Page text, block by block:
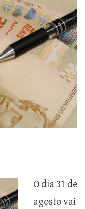
O dia 31 de
agosto vai